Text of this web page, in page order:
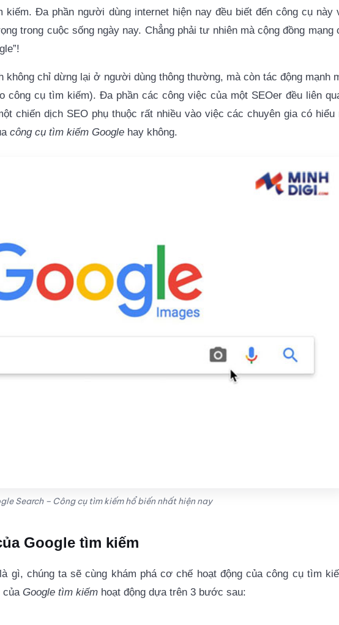
Đa phần người dùng internet hiện nay đều biết đến công cụ này
trong cuộc sống ngày nay. Chẳng phải tư nhiên mà cộng đồng mạng
không chỉ dừng lại ở người dùng thông thường, mà còn tác động mạnh
công cụ tìm kiếm). Đa phần các công việc của một SEOer đều liên
chiến dịch SEO phụ thuộc rất nhiều vào việc các chuyên gia có hiểu
công cụ tìm kiếm Google hay không.
Search – Công cụ tìm kiếm hổ biến nhất hiện nay
Google tìm kiếm
gì, chúng ta sẽ cùng khám phá cơ chế hoạt động của công cụ tìm
của Google tìm kiếm hoạt động dựa trên 3 bước sau: